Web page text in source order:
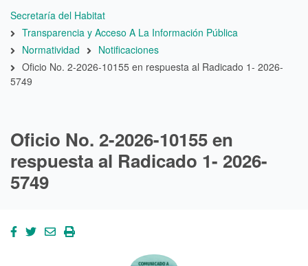
Ruta
de
navegación
Secretaría del Habitat
Transparencia y Acceso A La Información Pública
Normatividad
Notificaciones
Oficio No. 2-2026-10155 en respuesta al Radicado 1- 2026-
5749
Oficio No. 2-2026-10155 en
respuesta al Radicado 1- 2026-
5749